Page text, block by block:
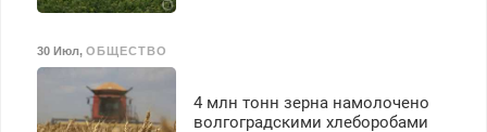
30 Июл, ОБЩЕСТВО
4 млн тонн зерна намолочено
волгоградскими хлеборобами